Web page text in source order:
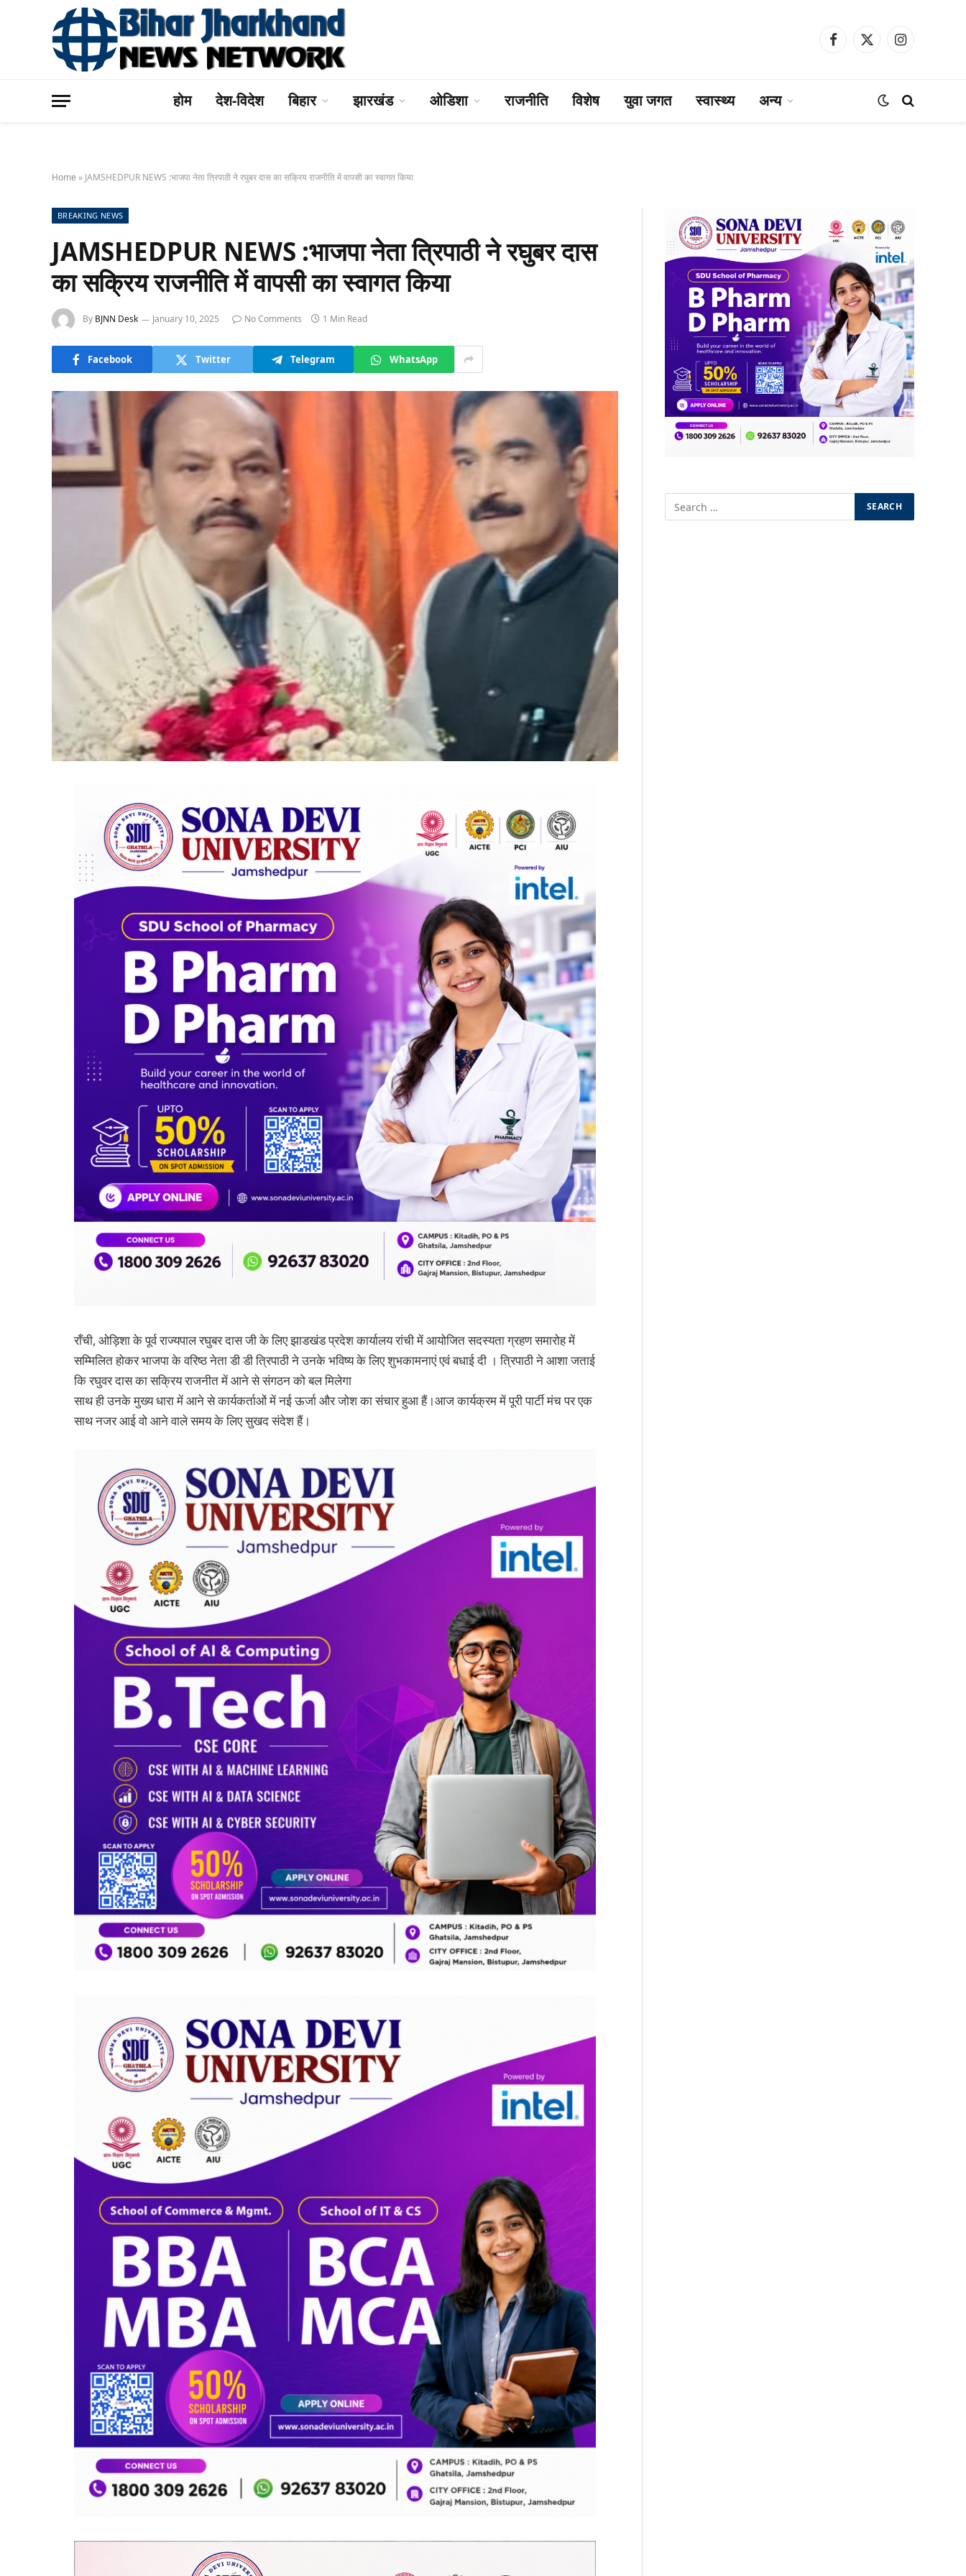
Facebook
X
Instagram
होम देश-विदेश बिहार झारखंड ओडिशा राजनीति विशेष युवा जगत स्वास्थ्य अन्य
Home » JAMSHEDPUR NEWS :भाजपा नेता त्रिपाठी ने रघुबर दास का सक्रिय राजनीति में वापसी का स्वागत किया
BREAKING NEWS
JAMSHEDPUR NEWS :भाजपा नेता त्रिपाठी ने रघुबर दास
का सक्रिय राजनीति में वापसी का स्वागत किया
By BJNN Desk January 10, 2025 No Comments 1 Min Read
Facebook Twitter Telegram WhatsApp
राँची, ओड़िशा के पूर्व राज्यपाल रघुबर दास जी के लिए झाडखंड प्रदेश कार्यालय रांची में आयोजित सदस्यता ग्रहण समारोह में
सम्मिलित होकर भाजपा के वरिष्ठ नेता डी डी त्रिपाठी ने उनके भविष्य के लिए शुभकामनाएं एवं बधाई दी । त्रिपाठी ने आशा जताई
कि रघुवर दास का सक्रिय राजनीत में आने से संगठन को बल मिलेगा
साथ ही उनके मुख्य धारा में आने से कार्यकर्ताओं में नई ऊर्जा और जोश का संचार हुआ हैं।आज कार्यक्रम में पूरी पार्टी मंच पर एक
साथ नजर आई वो आने वाले समय के लिए सुखद संदेश हैं।